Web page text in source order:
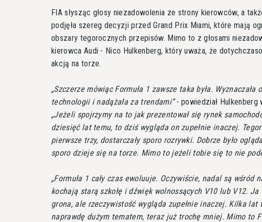
FIA słysząc głosy niezadowolenia ze strony kierowców, a
podjęła szereg decyzji przed Grand Prix Miami, które mają
obszary tegorocznych przepisów. Mimo to z głosami
kierowca Audi - Nico Hulkenberg, który uważa, że
akcją na torze.
Szczerze mówiąc Formuła 1 zawsze taka była. Wyznaczała
technologii i nadążała za trendami - powiedział Hulkenberg
Jeżeli spojrzymy na to jak prezentował się rynek
dziesięć lat temu, to dziś wygląda on zupełnie inaczej.
pierwsze trzy, dostarczały sporo rozrywki. Dobrze było
sporo dzieje się na torze. Mimo to jeżeli tobie się to nie
Formuła 1 cały czas ewoluuje. Oczywiście, nadal są wśród
kochają starą szkołę i dźwięk wolnossących V10 lub V12.
grona, ale rzeczywistość wygląda zupełnie inaczej. Kilka lat
naprawdę dużym tematem, teraz już trochę mniej. Mimo to